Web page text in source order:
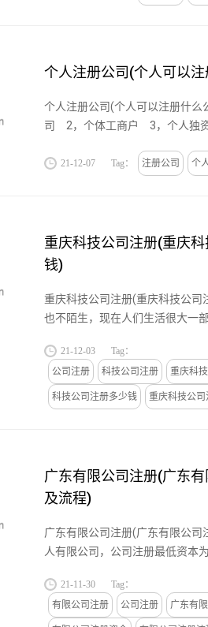
个人注册公司(个人可以
个人注册公司(个人可以注册什么
司 2，个体工商户 3，个人独
21-12-07 Tag： 注册公司 个
重庆科技公司注册(重庆
钱)
重庆科技公司注册(重庆科技公司
也不陌生，现在人们生活很大一
都在享受着科技带给我们的方...
21-12-03
Tag：
公司注册
科技公司注册 重庆科
科技公司注册多少钱 重庆科技公
广东有限公司注册(广东
及流程)
广东有限公司注册(广东有限公司
人有限公司，公司注册最低资本
本3万元人民币，首批注册资本...
21-11-30
Tag：
有限公司注册
公司注册 广东有